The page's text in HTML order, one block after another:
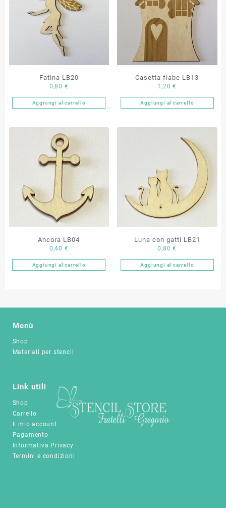
Fatina LB20
0,80 €
Aggiungi al carrello
Casetta fiabe LB13
1,20€
Aggiungi al carrello
Ancora LB04
0,40 €
Aggiungi al carrello
Luna con gatti LB21
0,80€
Aggiungi al carrello
Menù
Shop
Materiali per stencil
Link utili
Shop
Carrello
Il mio account
Pagamento
Informativa Privacy
Termini e condizioni